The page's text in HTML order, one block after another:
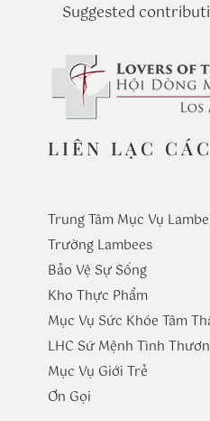
Suggested
LIÊN LẠC
Trung Tâm Mục Vụ
Trường Lambees
Bảo Vệ Sự Sống
Kho Thực Phẩm
Mục Vụ Sức Khóe Tâm
LHC Sứ Mệnh Tình
Mục Vụ Giới Trẻ
​Ơn Gọi